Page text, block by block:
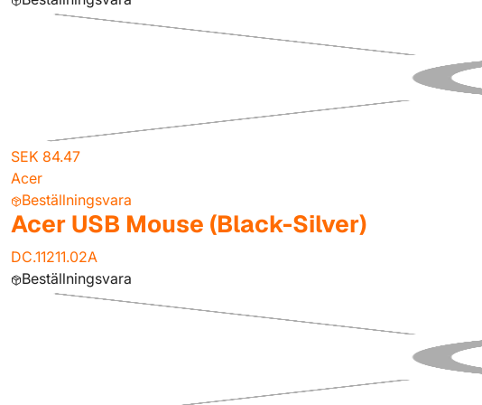
SEK 84.47
Acer
Beställningsvara
Acer USB Mouse (Black-Silver)
DC.11211.02A
Beställningsvara